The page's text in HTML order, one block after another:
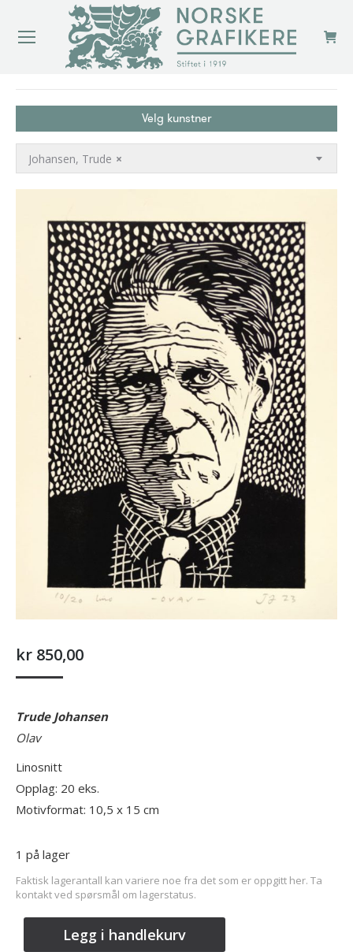
Velg kunstner
×
Johansen, Trude
kr 850,00
Trude Johansen
Olav
Linosnitt
Opplag: 20 eks.
Motivformat: 10,5 x 15 cm
1 på lager
Faktisk lagerantall kan variere noe fra det som er oppgitt her. Ta
kontakt ved spørsmål om lagerstatus.
Legg i handlekurv